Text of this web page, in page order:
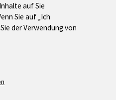
auf Sie
Sie auf „Ich
der Verwendung von